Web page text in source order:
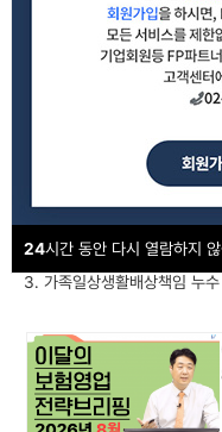
24시간 동안 다시 열람하지
02_가족일상생활배상책임 보
#일상배상책임 #누수
1. 가족일상생활배상책임 누수
2. 가족일상생활배상책임 누
3. 가족일상생활배상책임 누수